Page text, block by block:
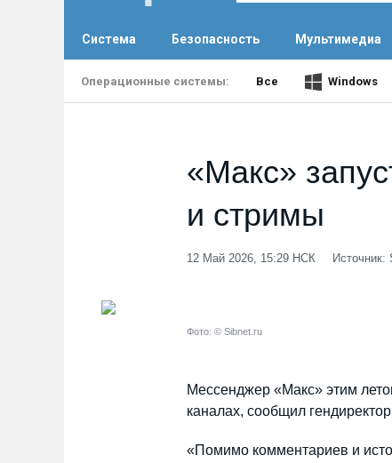
Система Безопасность Мультимедиа
Все Windows
«Макс»
и стримы
12 Май 2026, 15:29 НСК Источник:
Фото: © Sibnet.ru
Мессенджер «Макс» этим
каналах, сообщил
«Помимо комментариев и